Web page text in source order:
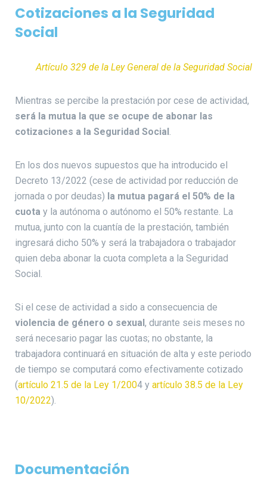
Cotizaciones a la Seguridad
Social
Artículo 329 de la Ley General de la Seguridad Social
Mientras se percibe la prestación por cese de actividad,
será la mutua la que se ocupe de abonar las
cotizaciones a la Seguridad Social .
En los dos nuevos supuestos que ha introducido el
Decreto 13/2022 (cese de actividad por reducción de
jornada o por deudas) la mutua pagará el 50% de la
cuota y la autónoma o autónomo el 50% restante. La
mutua, junto con la cuantía de la prestación, también
ingresará dicho 50% y será la trabajadora o trabajador
quien deba abonar la cuota completa a la Seguridad
Social.
Si el cese de actividad a sido a consecuencia de
violencia de género o sexual , durante seis meses no
será necesario pagar las cuotas; no obstante, la
trabajadora continuará en situación de alta y este periodo
de tiempo se computará como efectivamente cotizado
(artículo 21.5 de la Ley 1/2004 y artículo 38.5 de la Ley
10/2022).
Documentación